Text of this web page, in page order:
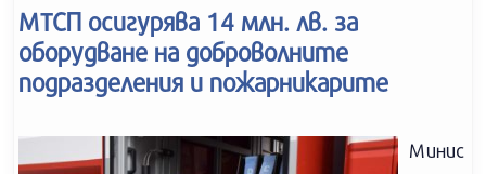
МТСП осигурява 14 млн. лв. за
оборудване на доброволните
подразделения и пожарникарите
Минис